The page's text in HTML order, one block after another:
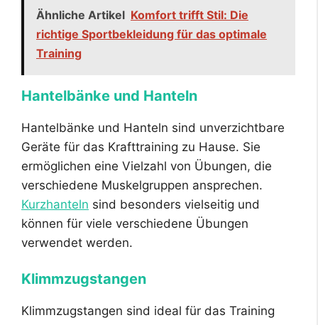
Ähnliche Artikel Komfort trifft Stil: Die
richtige Sportbekleidung für das optimale
Training
Hantelbänke und Hanteln
Hantelbänke und Hanteln sind unverzichtbare
Geräte für das Krafttraining zu Hause. Sie
ermöglichen eine Vielzahl von Übungen, die
verschiedene Muskelgruppen ansprechen.
Kurzhanteln sind besonders vielseitig und
können für viele verschiedene Übungen
verwendet werden.
Klimmzugstangen
Klimmzugstangen sind ideal für das Training